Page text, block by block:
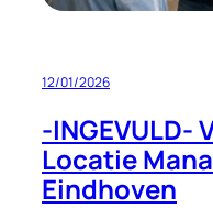
12/01/2026
-INGEVULD-
Locatie
Eindhoven